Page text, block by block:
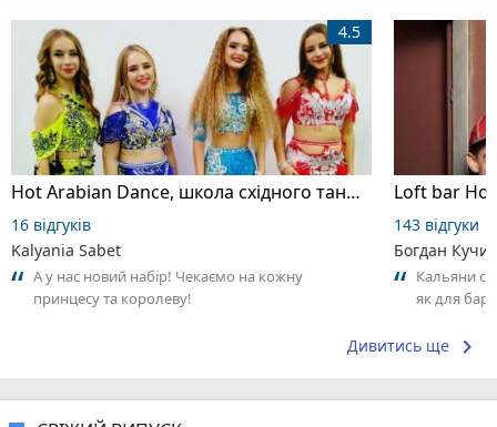
Hot Arabian Dance, школа східного танцю
4.5
16 відгуків
Kalyania Sabet
А у нас новий набір! Чекаємо на кожну
принцесу та королеву!
Loft bar
143 відгуки
Богдан
Кальяни
як для
Дивитись ще keyboard_arrow_right